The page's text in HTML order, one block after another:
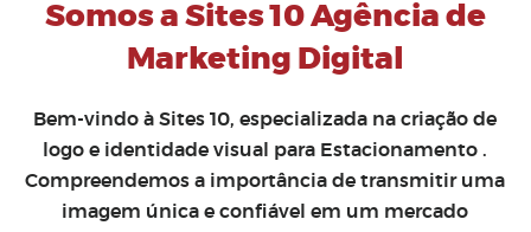
Somos a Sites 10 Agência de
Marketing Digital
Bem-vindo à Sites 10, especializada nacriação de
logo e identidade visual para Estacionamento .
Compreendemos a importância de transmitir uma
imagem única e confiável em um mercado